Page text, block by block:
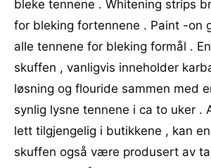
bleke tennene . Whitening strips
for bleking fortennene . Paint -on
alle tennene for bleking formål .
skuffen , vanligvis inneholder
løsning og flouride sammen med
synlig lysne tennene i ca to uker .
lett tilgjengelig i butikkene , kan
skuffen også være produsert av